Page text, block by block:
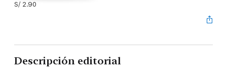
S/ 2.90
Descripción editorial